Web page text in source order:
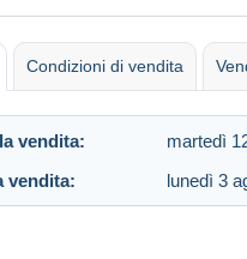
Condizioni di vendita
vendita: martedì
vendita:
lunedì 3